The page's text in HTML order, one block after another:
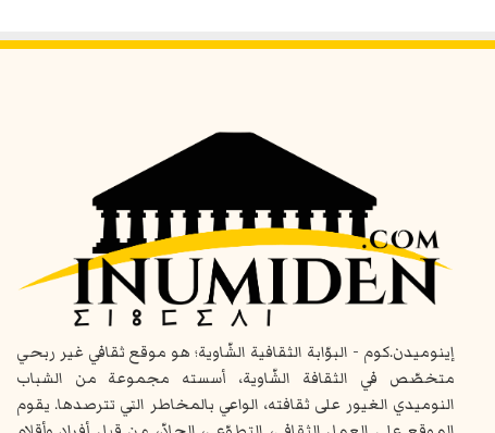
إينوميدن.كوم - البوّابة الثقافية الشّاوية؛ هو موقع ثقافي غير ربحي
متخصّص في الثقافة الشّاوية، أسسته مجموعة من الشباب
النوميدي الغيور على ثقافته، الواعي بالمخاطر التي تترصدها. يقوم